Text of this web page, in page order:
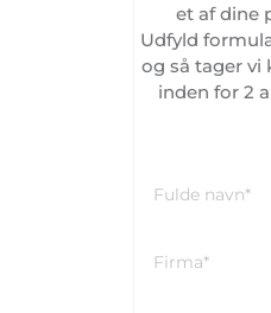
et af dine
Udfyld
og så tager vi
inden for 2